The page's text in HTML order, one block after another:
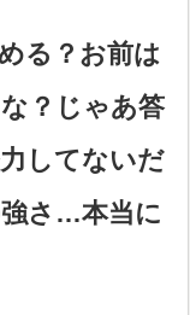
る？お前は
？じゃあ答
してないだ
さ…本当に